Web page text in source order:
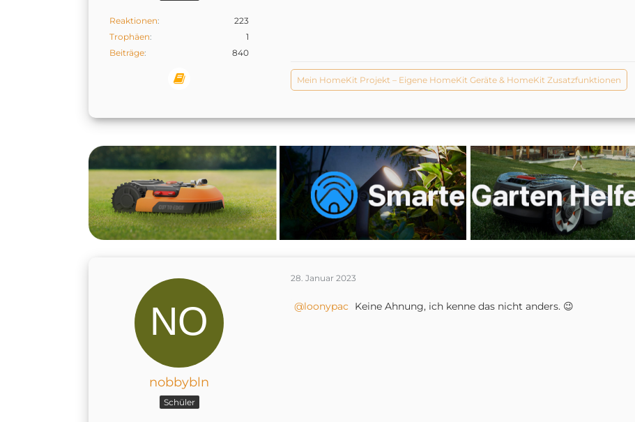
Reaktionen
223
Trophäen
1
Beiträge
840
Mein HomeKit Projekt – Eigene HomeKit Geräte & HomeKit Zusatzfunktionen
nobbybln
Schüler
28. Januar 2023
loonypac Keine Ahnung, ich kenne das nicht anders. 😉